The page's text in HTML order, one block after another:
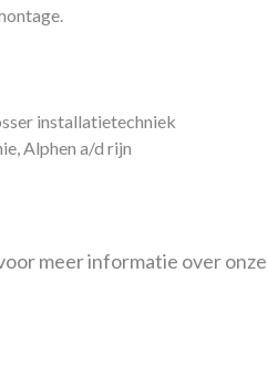
installatietechniek
Alphen a/d rijn
meer informatie over